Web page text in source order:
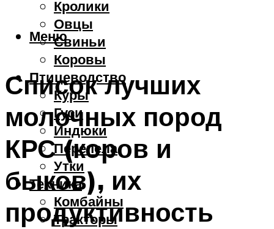
Кролики
Овцы
Свиньи
Коровы
Птицеводство
Куры
Гуси
Индюки
Перепела
Утки
Техника
Комбайны
Тракторы
Меню
Список лучших
молочных пород
КРС (коров и
быков), их
продуктивность